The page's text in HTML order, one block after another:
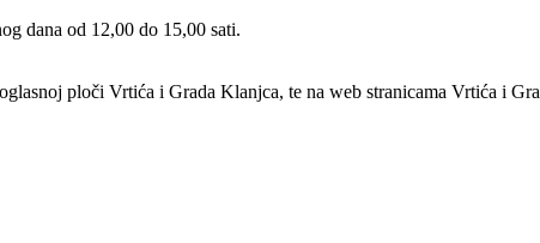
dana od 12,00 do 15,00 sati.
ploči Vrtića i Grada Klanjca, te na web stranicama Vrtića i